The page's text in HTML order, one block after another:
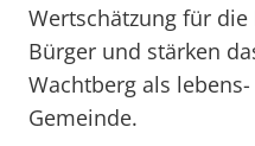
Wertschätzung für
Bürger und stärken
Wachtberg als
Gemeinde.